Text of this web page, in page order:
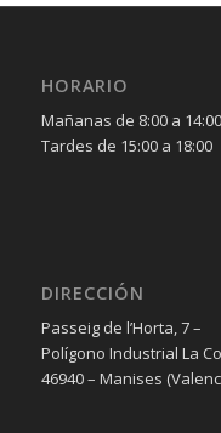
HORARIO
Mañanas de 8:00 a 14:00
Tardes de 15:00 a 18:00
DIRECCIÓN
Passeig de l’Horta, 7 –
Polígono Industrial La
46940 – Manises